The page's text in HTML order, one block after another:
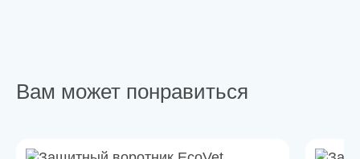
Вам может понравиться